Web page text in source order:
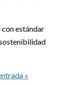
estándar
»